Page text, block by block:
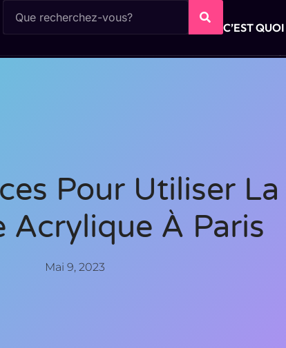
C’EST
Pour Utiliser La
Acrylique À Paris
Mai 9, 2023